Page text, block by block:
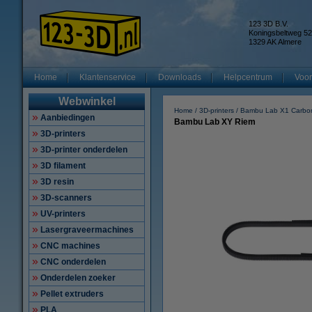
123 3D B.V.
Koningsbeltweg 52
1329 AK Almere
Home Klantenservice Downloads Helpcentrum
Webwinkel
Aanbiedingen
3D-printers
3D-printer onderdelen
3D filament
3D resin
3D-scanners
UV-printers
Lasergraveermachines
CNC machines
CNC onderdelen
Onderdelen zoeker
Pellet extruders
PLA
Home 3D-printers Bambu Lab X1
Bambu Lab XY Riem